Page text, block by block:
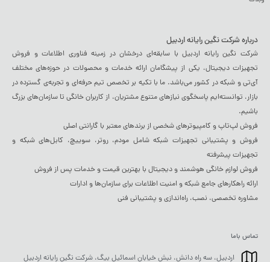
درباره شرکت نگین رایانه اردبیل
شرکت نگین رایانه اردبیل با سابقه‌ای درخشان در زمینه فناوری اطلاعات و فروش
تجهیزات دیجیتال، یکی از پیشگامان ارائه خدمات و محصولات در حوزه‌های مختلف
آی‌تی و شبکه در کشور می‌باشد. ما با تکیه بر تخصص تیم حرفه‌ای و تجربه‌ی گسترده در
بازار، توانسته‌ایم پاسخگوی نیازهای متنوع مشتریان، از کاربران خانگی تا سازمان‌های بزرگ
باشیم.
فروش لپ‌تاپ و کامپیوترهای شخصی از برندهای معتبر با گارانتی اصلی
فروش و پشتیبانی تجهیزات شبکه شامل مودم، روتر، سوییچ، کابل‌های شبکه و
تجهیزات پیشرفته
فروش لوازم خانگی هوشمند و دیجیتال با بهترین قیمت و خدمات پس از فروش
ارائه راهکارهای جامع شبکه و امنیت اطلاعات برای سازمان‌ها و ادارات
مشاوره تخصصی، نصب، راه‌اندازی و پشتیبانی فنی
تماس باما
اردبیل، سه راه دانش، نبش خیابان اسمائیل بیگ، شرکت نگین رایانه اردبیل